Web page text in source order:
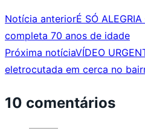
Notícia anteriorÉ SÓ
completa 70 anos de idade
Próxima notíciaVÍDEO
eletrocutada em cerca no
10 comentários